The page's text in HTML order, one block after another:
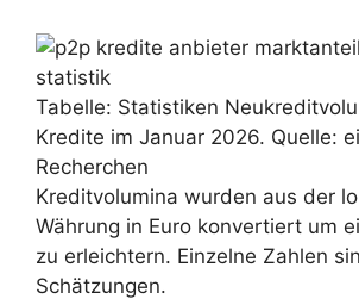
Tabelle: Statistiken
Kredite im Januar 2026. Quelle:
Recherchen
Kreditvolumina wurden aus der
Währung in Euro konvertiert um
zu erleichtern. Einzelne Zahlen
Schätzungen.